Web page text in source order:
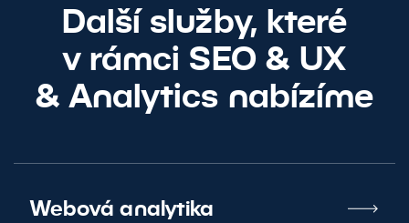
Další služby, které
v rámci SEO & UX
& Analytics nabízíme
Webová analytika